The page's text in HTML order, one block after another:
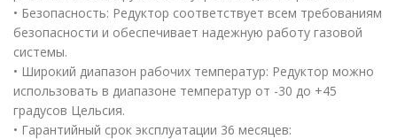
• Безопасность: Редуктор соответствует всем требованиям
безопасности и обеспечивает надежную работу газовой
системы.
• Широкий диапазон рабочих температур: Редуктор можно
использовать в диапазоне температур от -30 до +45
градусов Цельсия.
• Гарантийный срок эксплуатации 36 месяцев: